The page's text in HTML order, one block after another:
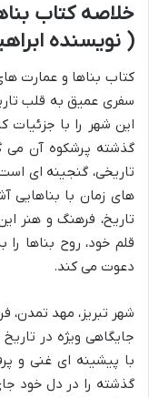
خلاصه کتاب
( نویسنده
کتاب بناها و عمارت
سفری عمیق به قلب
این شهر را با
گذشته پرشکوه آن می
تاریخی، گنجینه ای
های زمان با
تاریخ، فرهنگ و هنر
قلم خود، روح بناها
دعوت می کند.
شهر تبریز، مهد تمدن،
جایگاهی ویژه در
با پیشینه ای غنی و
گذشته را در دل خود